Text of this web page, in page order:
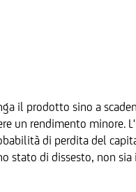
il prodotto sino a
un rendimento
di perdita del
stato di dissesto, non